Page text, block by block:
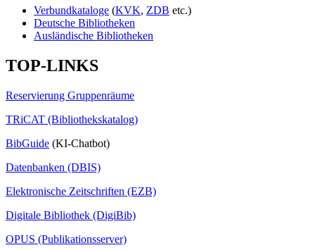
Verbundkataloge (KVK, ZDB etc.)
Deutsche Bibliotheken
Ausländische Bibliotheken
TOP-LINKS
Reservierung Gruppenräume
TRiCAT (Bibliothekskatalog)
BibGuide (KI-Chatbot)
Datenbanken (DBIS)
Elektronische Zeitschriften (EZB)
Digitale Bibliothek (DigiBib)
OPUS (Publikationsserver)